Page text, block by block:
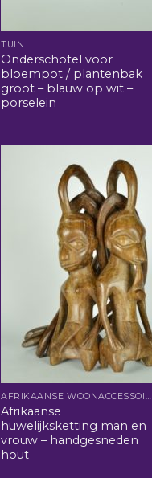
TUIN
Onderschotel voor
bloempot / plantenbak
groot – blauw op wit –
porselein
AFRIKAANSE WOONACCESSOIRES
Afrikaanse
huwelijksketting man en
vrouw – handgesneden
hout